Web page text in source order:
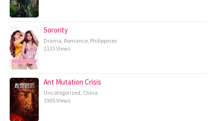
Sorority
Drama, Romance, Philippines
2135 Views
Ant Mutation Crisis
Uncategorized, China
1905 Views